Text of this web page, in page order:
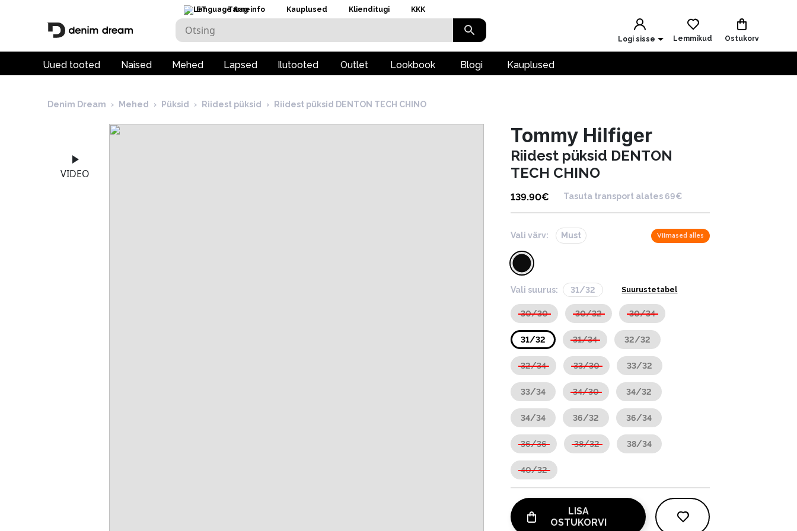
ET Tarneinfo Kauplused Klienditugi KKK
Logi sisse Lemmikud Ostukorv
Uued tooted Naised Mehed Lapsed Ilutooted Outlet Lookbook Blogi Kauplused
Denim Dream › Mehed › Püksid › Riidest püksid › Riidest püksid DENTON TECH CHINO
VIDEO
Tommy Hilfiger
Riidest püksid DENTON
TECH CHINO
139.90€ Tasuta transport alates 69€
Vali värv: Must Viimased alles
Vali suurus: 31/32 Suurustetabel
30/30 30/32 30/34
31/32 31/34 32/32
32/34 33/30 33/32
33/34 34/30 34/32
34/34 36/32 36/34
36/36 38/32 38/34
40/32
LISA
OSTUKORVI